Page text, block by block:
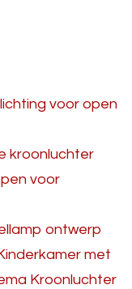
voor open
kroonluchter
voor
ontwerp
met
Kroonluchter